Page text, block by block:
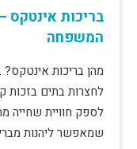
בריכות אינטקס
המשפחה
מהן בריכות
לחצרות בתים בזכות
לספק חוויית שחייה
שמאפשר ליהנות